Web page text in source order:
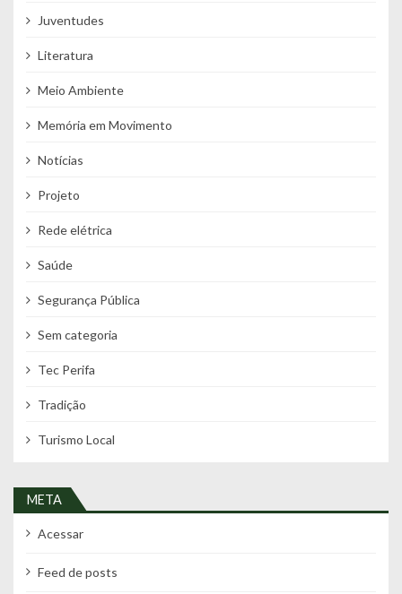
Juventudes
Literatura
Meio Ambiente
Memória em Movimento
Notícias
Projeto
Rede elétrica
Saúde
Segurança Pública
Sem categoria
Tec Perifa
Tradição
Turismo Local
META
Acessar
Feed de posts